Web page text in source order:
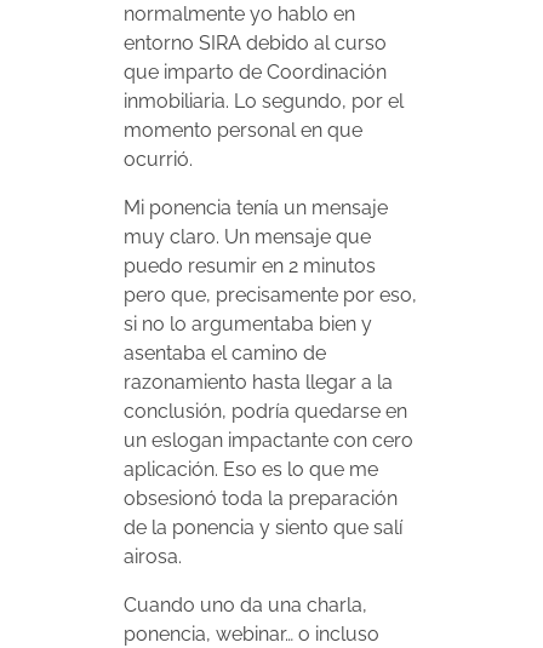
normalmente yo hablo en
entorno SIRA debido al curso
que imparto de Coordinación
inmobiliaria. Lo segundo, por el
momento personal en que
ocurrió.
Mi ponencia tenía un mensaje
muy claro. Un mensaje que
puedo resumir en 2 minutos
pero que, precisamente por eso,
si no lo argumentaba bien y
asentaba el camino de
razonamiento hasta llegar a la
conclusión, podría quedarse en
un eslogan impactante con cero
aplicación. Eso es lo que me
obsesionó toda la preparación
de la ponencia y siento que salí
airosa.
Cuando uno da una charla,
ponencia, webinar… o incluso